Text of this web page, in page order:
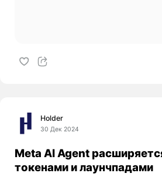
Holder
30 Дек 2024
Meta AI Agent
токенами и лаунчпадами